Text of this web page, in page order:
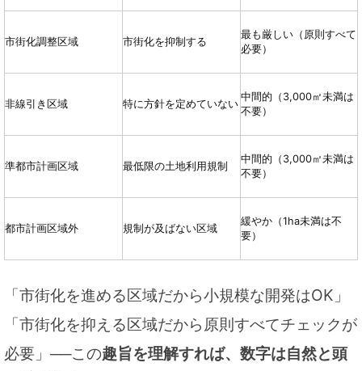
市街化調整区域 市街化を抑制する
最も厳しい（原則すべて
必要）
非線引き区域 特に方針を定めていない
中間的（3,000㎡未満は
不要）
準都市計画区域 最低限の土地利用規制
中間的（3,000㎡未満は
不要）
都市計画区域外 規制が及ばない区域
緩やか（1ha未満は不
要）
「市街化を進める区域だから小規模な開発はOK」
「市街化を抑える区域だから原則すべてチェックが
必要」──この趣旨を理解すれば、数字は自然と頭